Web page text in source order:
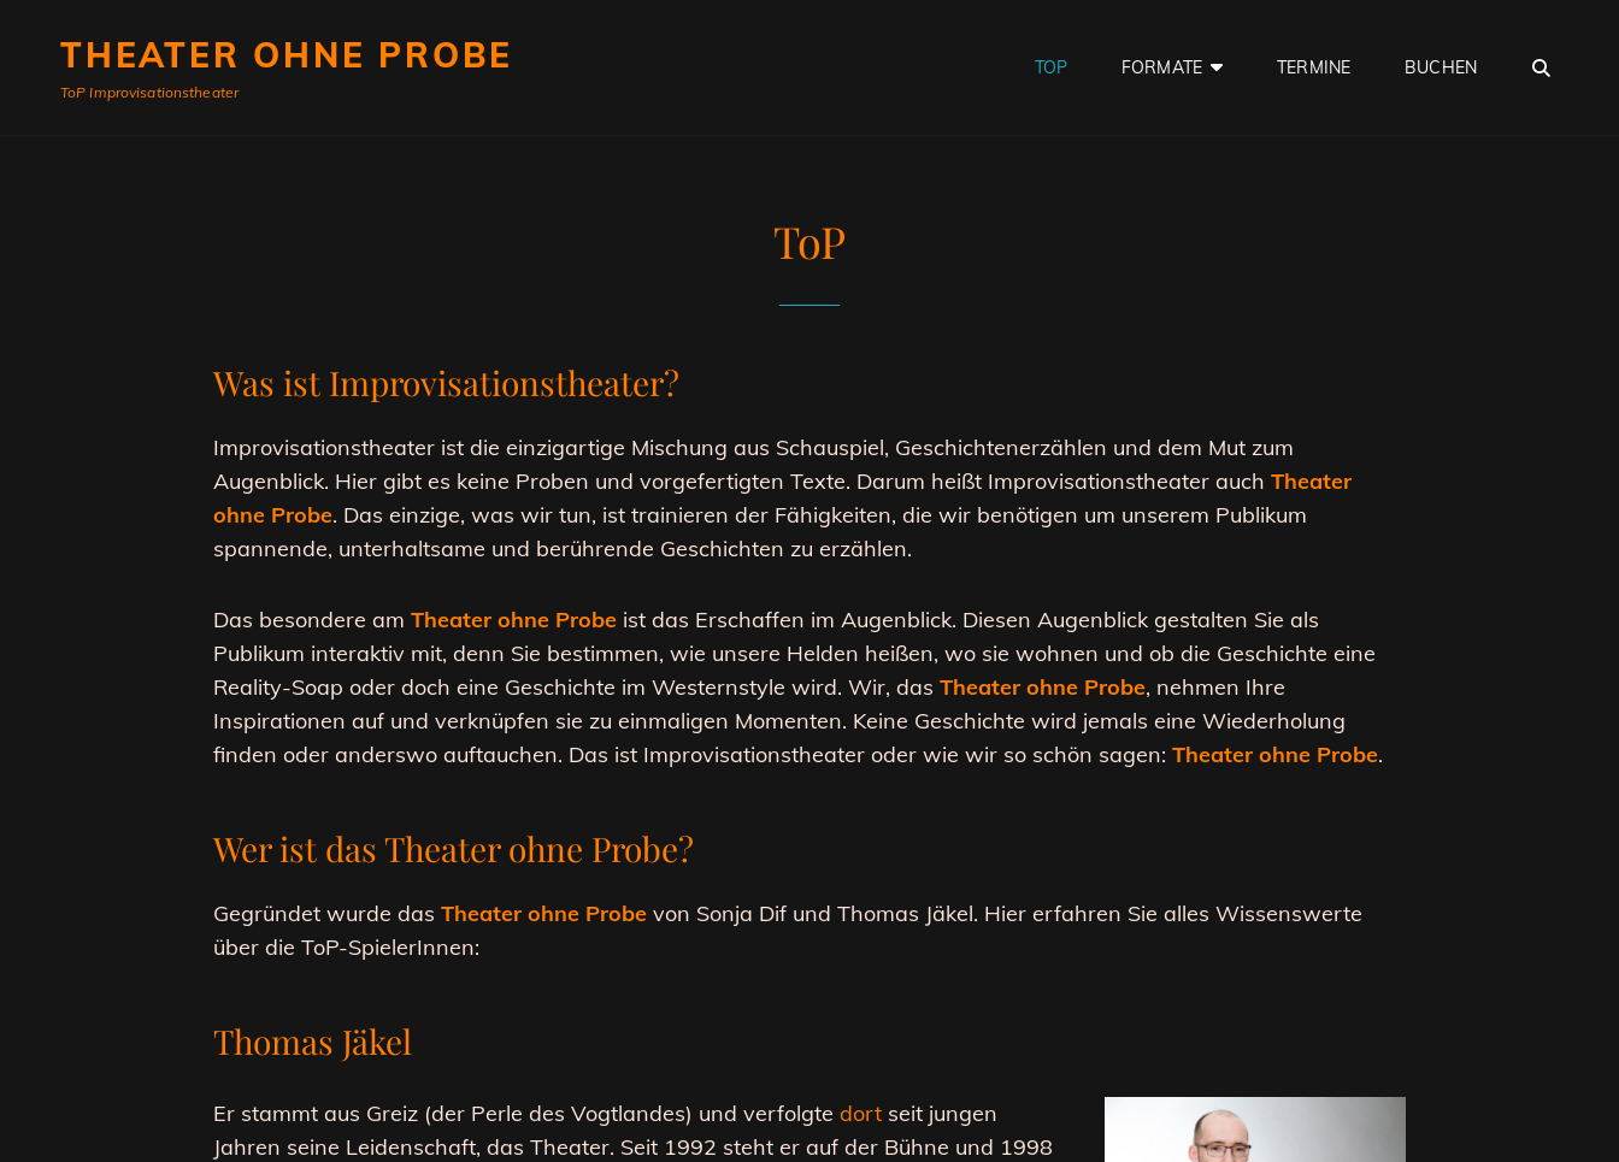
THEATER OHNE PROBE
ToP Improvisationstheater
TOP FORMATE TERMINE BUCHEN
ToP
Was ist Improvisationstheater?
Improvisationstheater ist die einzigartige Mischung aus Schauspiel, Geschichtenerzählen und dem Mut zum
Augenblick. Hier gibt es keine Proben und vorgefertigten Texte. Darum heißt Improvisationstheater auch Theater
ohne Probe. Das einzige, was wir tun, ist trainieren der Fähigkeiten, die wir benötigen um unserem Publikum
spannende, unterhaltsame und berührende Geschichten zu erzählen.
Das besondere am Theater ohne Probe ist das Erschaffen im Augenblick. Diesen Augenblick gestalten Sie als
Publikum interaktiv mit, denn Sie bestimmen, wie unsere Helden heißen, wo sie wohnen und ob die Geschichte eine
Reality-Soap oder doch eine Geschichte im Westernstyle wird. Wir, das Theater ohne Probe, nehmen Ihre
Inspirationen auf und verknüpfen sie zu einmaligen Momenten. Keine Geschichte wird jemals eine Wiederholung
finden oder anderswo auftauchen. Das ist Improvisationstheater oder wie wir so schön sagen: Theater ohne Probe.
Wer ist das Theater ohne Probe?
Gegründet wurde das Theater ohne Probe von Sonja Dif und Thomas Jäkel. Hier erfahren Sie alles Wissenswerte
über die ToP-SpielerInnen:
Thomas Jäkel
Er stammt aus Greiz (der Perle des Vogtlandes) und verfolgte dort seit jungen
Jahren seine Leidenschaft, das Theater. Seit 1992 steht er auf der Bühne und 1998